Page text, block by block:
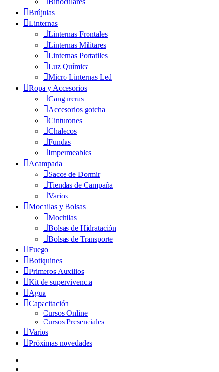
Brújulas
Linternas
Linternas Frontales
Linternas Militares
Linternas Portatiles
Luz Química
Micro Linternas Led
Ropa y Accesorios
Cangureras
Accesorios gotcha
Cinturones
Chalecos
Fundas
Impermeables
Acampada
Sacos de Dormir
Tiendas de Campaña
Varios
Mochilas y Bolsas
Mochilas
Bolsas de Hidratación
Bolsas de Transporte
Fuego
Botiquines
Primeros Auxilios
Kit de supervivencia
Agua
Capacitación
Cursos Online
Cursos Presenciales
Varios
Próximas novedades